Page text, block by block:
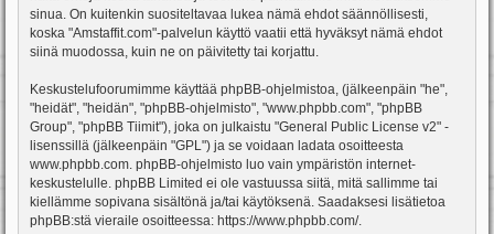
sinua. On kuitenkin suositeltavaa lukea nämä ehdot säännöllisesti,
koska "Amstaffit.com"-palvelun käyttö vaatii että hyväksyt nämä ehdot
siinä muodossa, kuin ne on päivitetty tai korjattu.
Keskustelufoorumimme käyttää phpBB-ohjelmistoa, (jälkeenpäin "he",
"heidät", "heidän", "phpBB-ohjelmisto", "www.phpbb.com", "phpBB
Group", "phpBB Tiimit"), joka on julkaistu "General Public License v2" -
lisenssillä (jälkeenpäin "GPL") ja se voidaan ladata osoitteesta
www.phpbb.com. phpBB-ohjelmisto luo vain ympäristön internet-
keskustelulle. phpBB Limited ei ole vastuussa siitä, mitä sallimme tai
kiellämme sopivana sisältönä ja/tai käytöksenä. Saadaksesi lisätietoa
phpBB:stä vieraile osoitteessa: https://www.phpbb.com/.